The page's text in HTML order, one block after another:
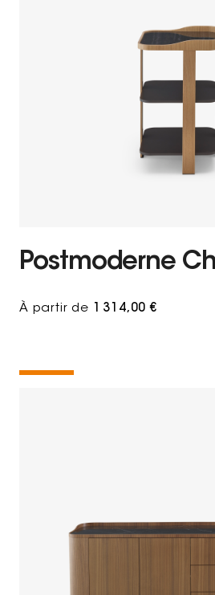
Postmoderne
À partir de 1 314,00 €